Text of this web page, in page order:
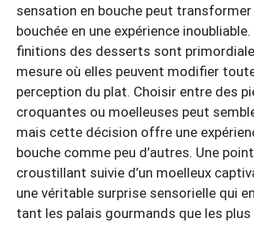
sensation en bouche peut transformer
bouchée en une expérience inoubliable.
finitions des desserts sont
mesure où elles peuvent modifier
perception du plat. Choisir entre des
croquantes ou moelleuses peut
mais cette décision offre une
bouche comme peu d’autres. Une
croustillant suivie d’un moelleux
une véritable surprise sensorielle qui
tant les palais gourmands que les